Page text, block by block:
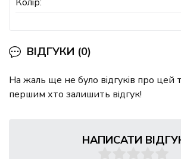
ВІДГУКИ (0)
На жаль ще не було відгуків про цей
першим хто залишить відгук!
НАПИСАТИ